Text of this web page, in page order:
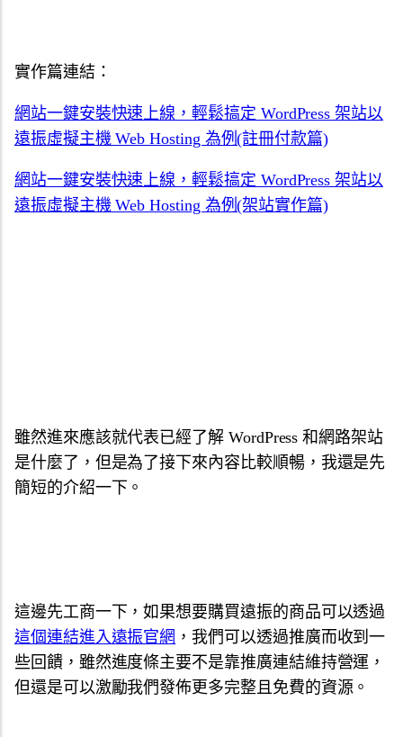
實作篇連結：
網站一鍵安裝快速上線，輕鬆搞定 WordPress 架站以
遠振虛擬主機 Web Hosting 為例(註冊付款篇)
網站一鍵安裝快速上線，輕鬆搞定 WordPress 架站以
遠振虛擬主機 Web Hosting 為例(架站實作篇)
雖然進來應該就代表已經了解 WordPress 和網路架站
是什麼了，但是為了接下來內容比較順暢，我還是先
簡短的介紹一下。
這邊先工商一下，如果想要購買遠振的商品可以透過
這個連結進入遠振官網 ，我們可以透過推廣而收到一
些回饋，雖然進度條主要不是靠推廣連結維持營運，
但還是可以激勵我們發佈更多完整且免費的資源。